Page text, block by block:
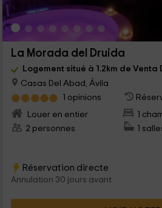
La Morada del Druida
Logement situé à 1.2km de Venta
Casas Del Abad, Ávila
1 opinions
Louer en entier
1
2 personnes
1
Réservation directe
Annulation 30 jours avant